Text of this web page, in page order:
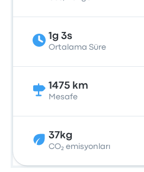
1g 3s
Ortalama Süre
1475 km
Mesafe
37kg
CO₂ emisyonları